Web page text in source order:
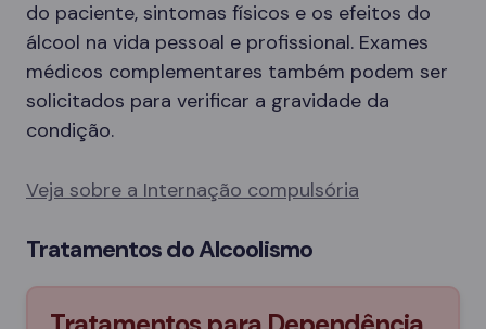
do paciente, sintomas físicos e os efeitos do
álcool na vida pessoal e profissional. Exames
médicos complementares também podem ser
solicitados para verificar a gravidade da
condição.
Veja sobre a Internação compulsória
Tratamentos do Alcoolismo